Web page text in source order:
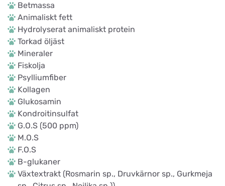
Betmassa
Animaliskt fett
Hydrolyserat animaliskt protein
Torkad öljäst
Mineraler
Fiskolja
Psylliumfiber
Kollagen
Glukosamin
Kondroitinsulfat
G.O.S (500 ppm)
M.O.S
F.O.S
B-glukaner
Växtextrakt (Rosmarin sp., Druvkärnor sp., Gurkmeja